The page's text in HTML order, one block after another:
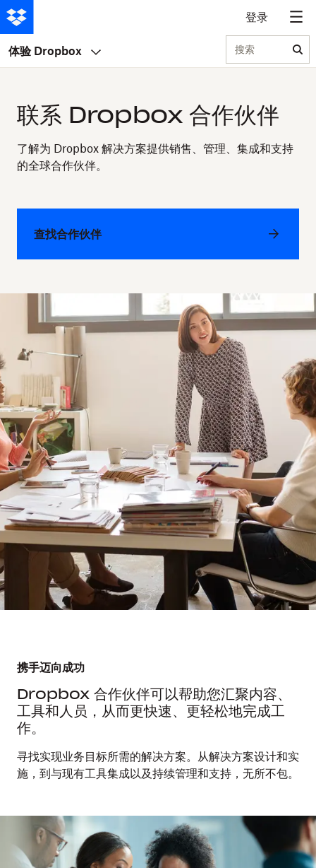
登录
体验 Dropbox 搜索
联系 Dropbox 合作伙伴
了解为 Dropbox 解决方案提供销售、管理、集成和支持
的全球合作伙伴。
查找合作伙伴
携手迈向成功
Dropbox 合作伙伴可以帮助您汇聚内容、
工具和人员，从而更快速、更轻松地完成工
作。
寻找实现业务目标所需的解决方案。从解决方案设计和实
施，到与现有工具集成以及持续管理和支持，无所不包。